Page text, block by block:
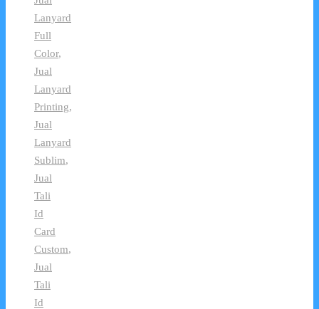
Lanyard
Full
Color,
Jual
Lanyard
Printing,
Jual
Lanyard
Sublim,
Jual
Tali
Id
Card
Custom,
Jual
Tali
Id